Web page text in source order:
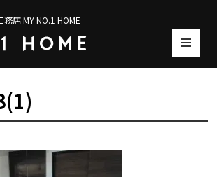
店 MY NO.1 HOME